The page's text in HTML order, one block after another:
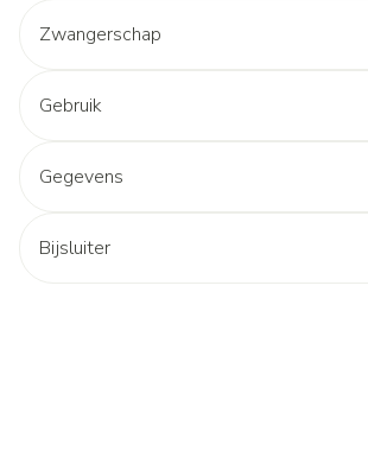
Zwangerschap
Gebruik
Gegevens
Bijsluiter